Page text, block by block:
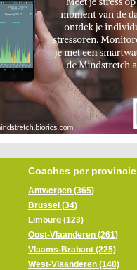
Coaches per provincie
Antwerpen (365)
Brussel (34)
Limburg (123)
Oost-Vlaanderen (261)
Vlaams-Brabant (225)
West-Vlaanderen (148)